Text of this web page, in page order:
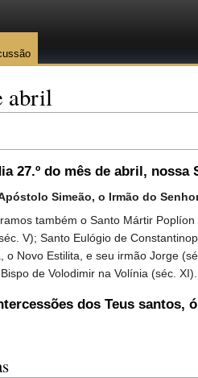
abril
27.º do mês de abril, nossa
Simeão, o Irmão do
também o Santo Mártir
V); Santo Eulógio de
o Novo Estilita, e seu irmão Jorge
de Volodimir na Volínia (séc.
dos Teus santos,